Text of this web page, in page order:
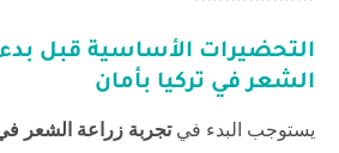
التحضيرات الأساسية قبل بدء
الشعر في تركيا بأمان
يستوجب البدء فيتجربة زراعة الشعر